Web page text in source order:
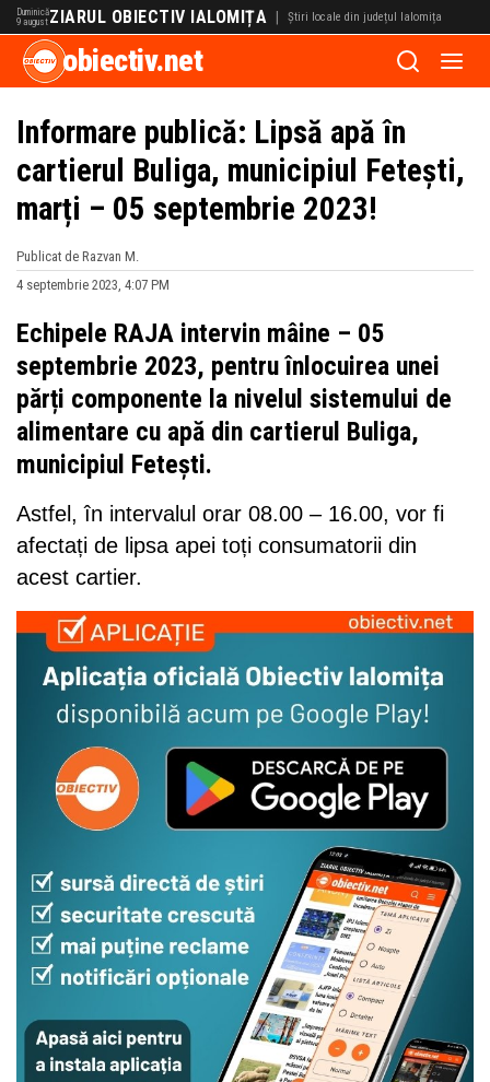
Duminică
9 august ZIARUL OBIECTIV IALOMIȚA | Știri locale din județul Ialomița
obiectiv.net
Informare publică: Lipsă apă în
cartierul Buliga, municipiul Fetești,
marți – 05 septembrie 2023!
Publicat de Razvan M.
4 septembrie 2023, 4:07 PM
Echipele RAJA intervin mâine – 05
septembrie 2023, pentru înlocuirea unei
părți componente la nivelul sistemului de
alimentare cu apă din cartierul Buliga,
municipiul Fetești.
Astfel, în intervalul orar 08.00 – 16.00, vor fi
afectați de lipsa apei toți consumatorii din
acest cartier.